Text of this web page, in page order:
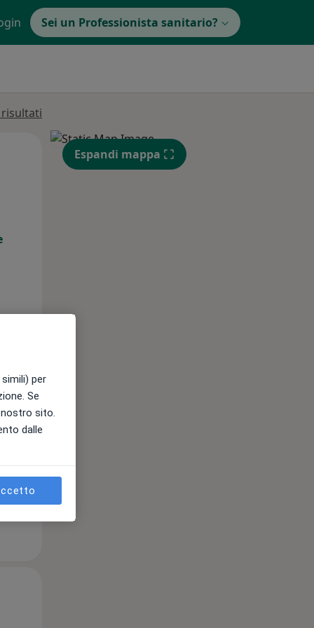
Sei un Professionista sanitario?
Mar, Mer,
12 Ago
10 Ago
Espandi mappa
per
Se
sito.
dalle